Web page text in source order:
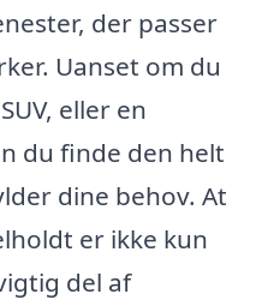
der passer
Uanset om du
eller en
du finde den helt
dine behov. At
er ikke kun
del af